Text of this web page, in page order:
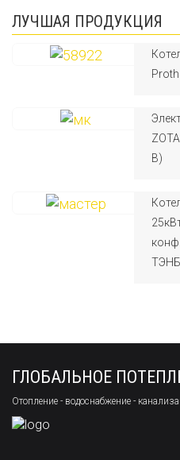
ЛУЧШАЯ ПРОДУКЦИЯ
В)
ГЛОБАЛЬНОЕ
Отопление - водоснабжение -